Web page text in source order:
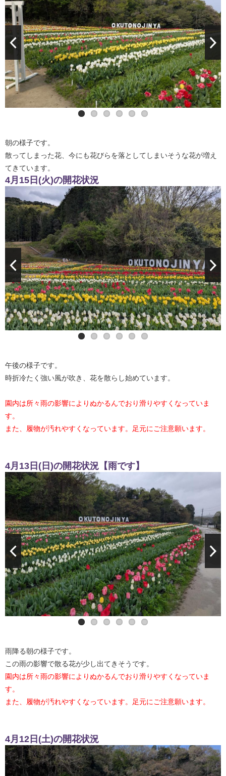
朝の様子です。
散ってしまった花、今にも花びらを落としてしまいそうな花が増え
てきています。
4月15日(火)の開花状況
午後の様子です。
時折冷たく強い風が吹き、花を散らし始めています。
園内は所々雨の影響によりぬかるんでおり滑りやすくなっていま
す。
また、履物が汚れやすくなっています。足元にご注意願います。
4月13日(日)の開花状況【雨です】
雨降る朝の様子です。
この雨の影響で散る花が少し出てきそうです。
園内は所々雨の影響によりぬかるんでおり滑りやすくなっていま
す。
また、履物が汚れやすくなっています。足元にご注意願います。
4月12日(土)の開花状況